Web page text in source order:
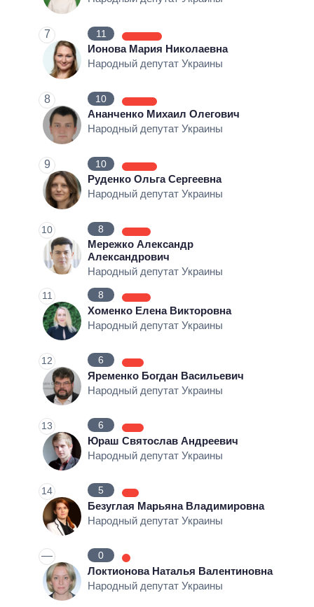
7 11
Ионова Мария Николаевна
Народный депутат Украины
8 10
Ананченко Михаил Олегович
Народный депутат Украины
9 10
Руденко Ольга Сергеевна
Народный депутат Украины
10 8
Мережко Александр
Александрович
Народный депутат Украины
11 8
Хоменко Елена Викторовна
Народный депутат Украины
12 6
Яременко Богдан Васильевич
Народный депутат Украины
13 6
Юраш Святослав Андреевич
Народный депутат Украины
14 5
Безуглая Марьяна Владимировна
Народный депутат Украины
— 0
Локтионова Наталья Валентиновна
Народный депутат Украины